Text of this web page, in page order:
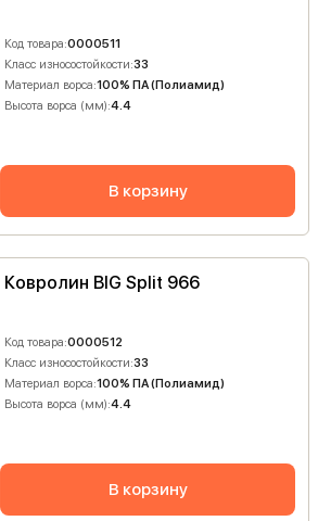
Код товара:0000511
Класс износостойкости:33
Материал ворса:100% ПА (Полиамид)
Высота ворса (мм):4.4
В корзину
Ковролин BIG Split 966
Код товара:0000512
Класс износостойкости:33
Материал ворса:100% ПА (Полиамид)
Высота ворса (мм):4.4
В корзину